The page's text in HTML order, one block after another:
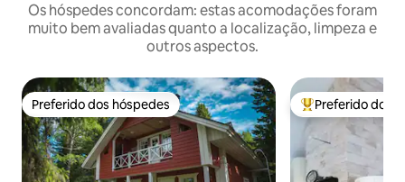
Os hóspedes concordam: estas acomodações foram
muito bem avaliadas quanto a localização, limpeza e
outros aspectos.
Preferido dos hóspedes
Preferido dos hóspedes Entre os
Preferido dos